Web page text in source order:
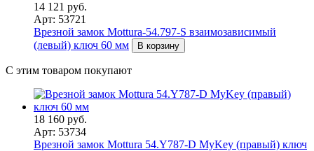
14 121 руб.
Арт: 53721
Врезной замок Mottura-54.797-S взаимозависимый
(левый) ключ 60 мм
В корзину
С этим товаром покупают
18 160 руб.
Арт: 53734
Врезной замок Mottura 54.Y787-D MyKey (правый) ключ